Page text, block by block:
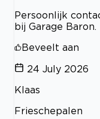
Persoonlijk
bij Garage Baron.
Beveelt aan
24 July 2026
Klaas
Frieschepalen